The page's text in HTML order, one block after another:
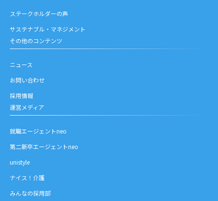
ステークホルダーの声
サステナブル・マネジメント
その他のコンテンツ
ニュース
お問い合わせ
採用情報
運営メディア
就職エージェントneo
第二新卒エージェントneo
unistyle
ナイス！介護
みんなの採用部